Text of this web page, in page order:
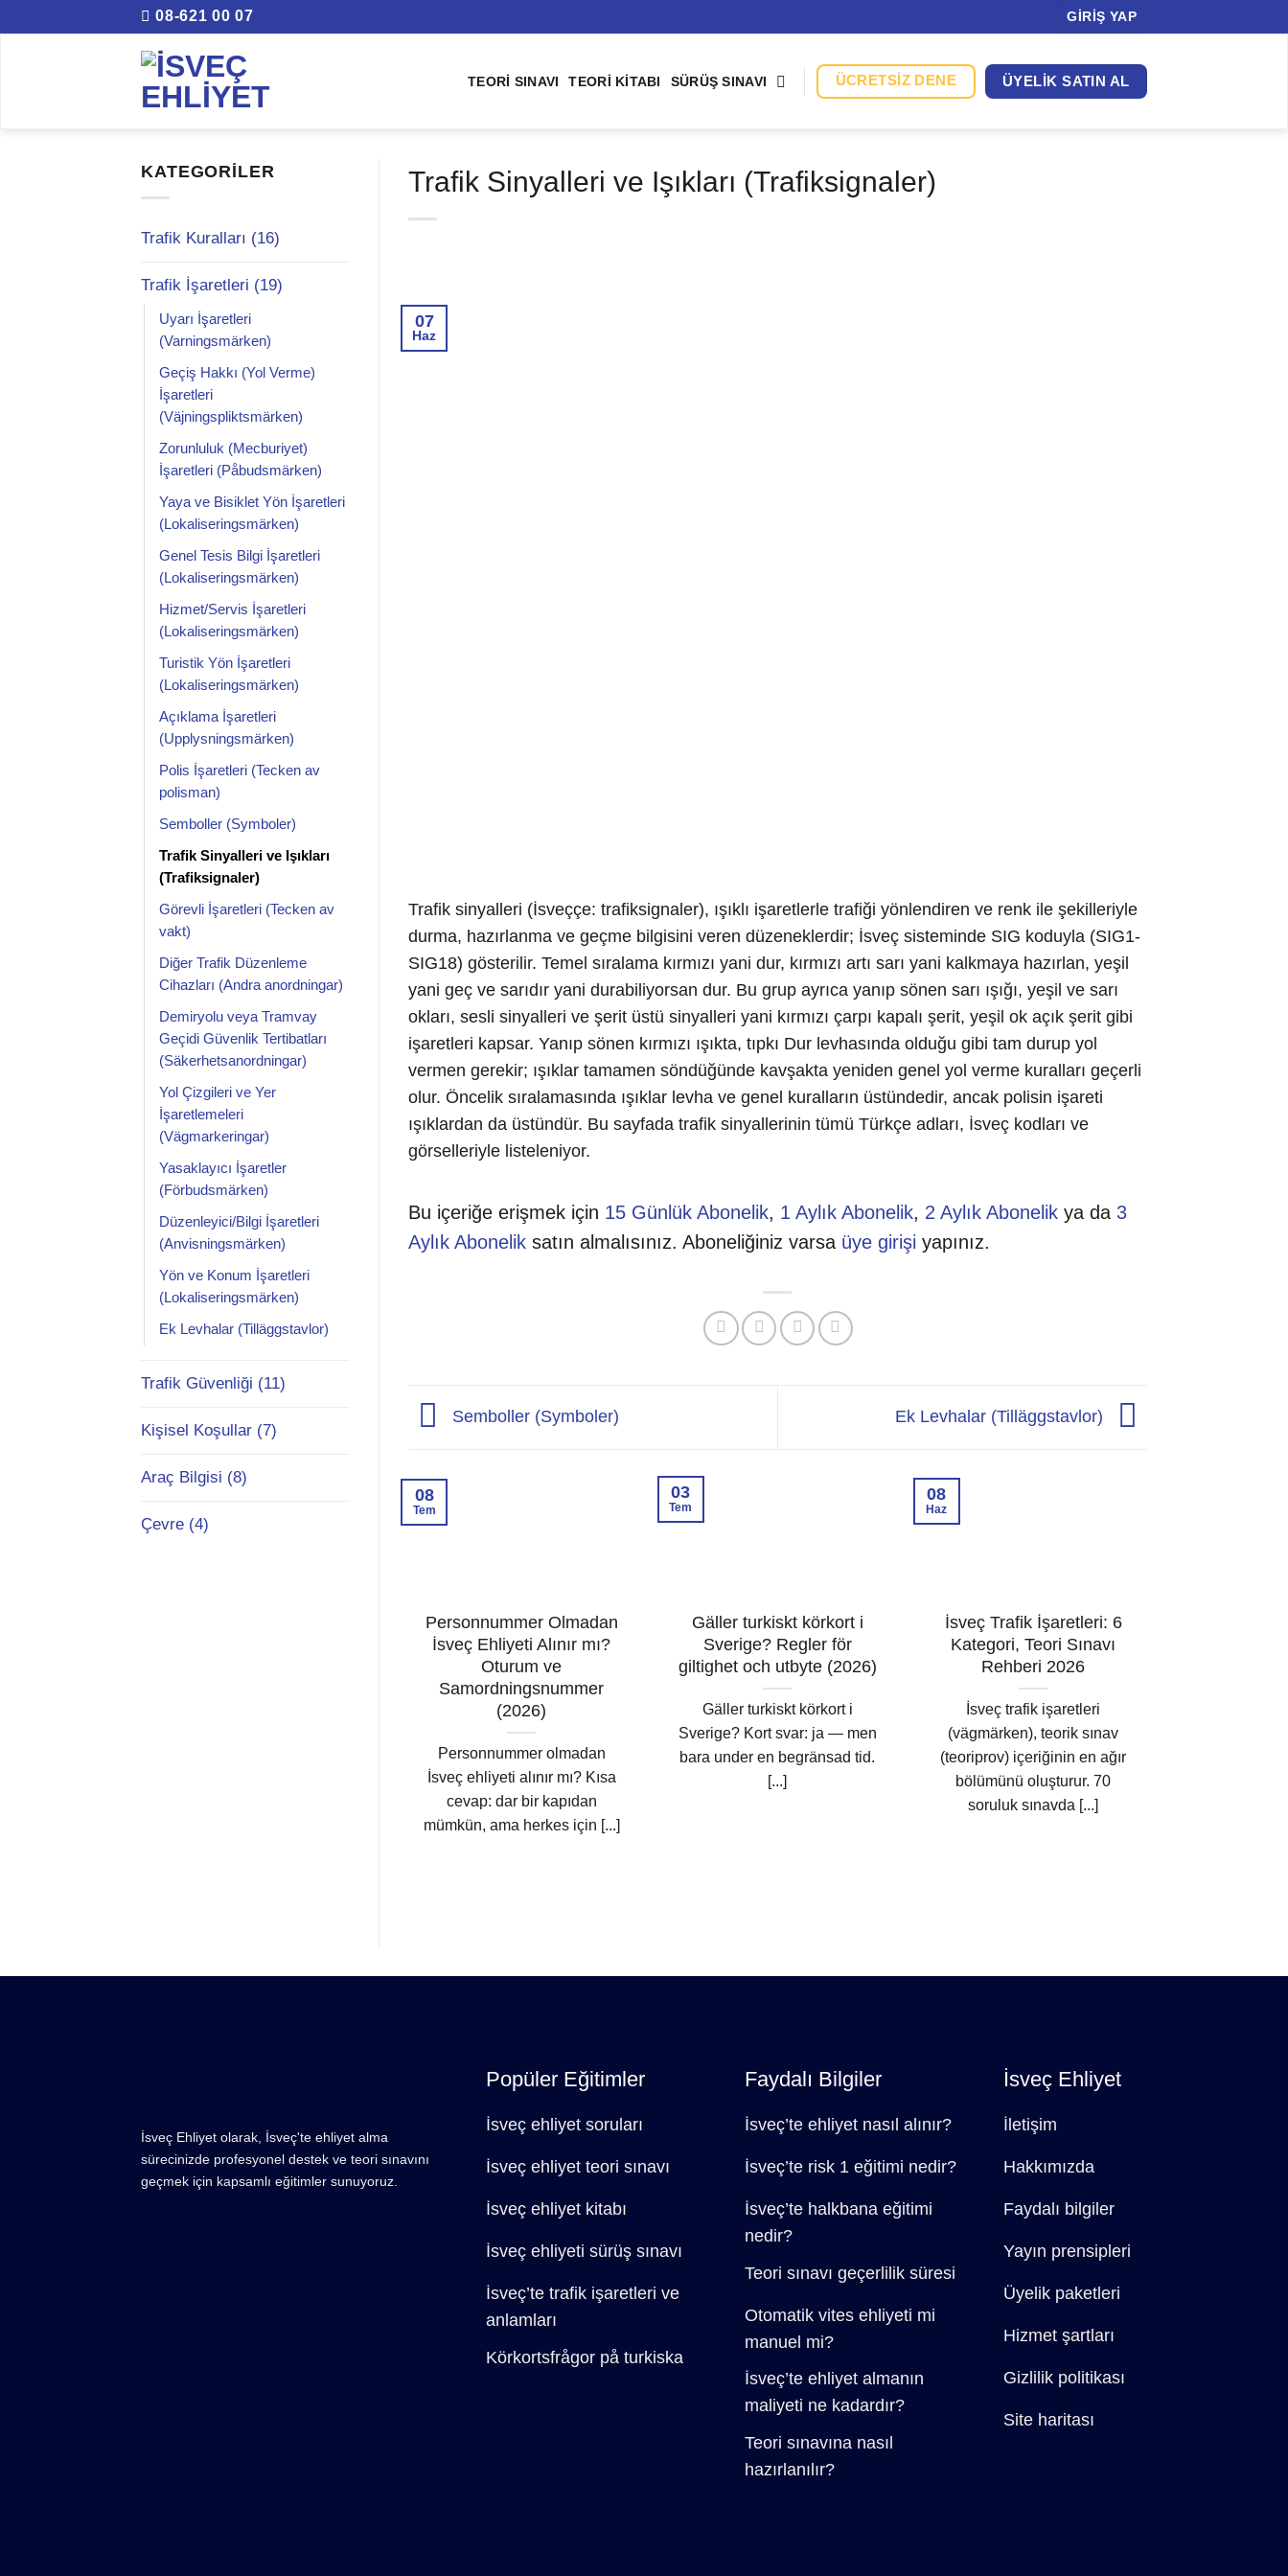
atla
08-621 00 07 GIRIŞ YAP
TEORI SINAVI TEORI KITABI SÜRÜŞ SINAVI ÜCRETSIZ DENE ÜYELIK SATIN AL
KATEGORILER
Trafik Kuralları (16)
Trafik İşaretleri (19)
Uyarı İşaretleri
(Varningsmärken)
Geçiş Hakkı (Yol Verme)
İşaretleri
(Väjningspliktsmärken)
Zorunluluk (Mecburiyet)
İşaretleri (Påbudsmärken)
Yaya ve Bisiklet Yön İşaretleri
(Lokaliseringsmärken)
Genel Tesis Bilgi İşaretleri
(Lokaliseringsmärken)
Hizmet/Servis İşaretleri
(Lokaliseringsmärken)
Turistik Yön İşaretleri
(Lokaliseringsmärken)
Açıklama İşaretleri
(Upplysningsmärken)
Polis İşaretleri (Tecken av
polisman)
Semboller (Symboler)
Trafik Sinyalleri ve Işıkları
(Trafiksignaler)
Görevli İşaretleri (Tecken av
vakt)
Diğer Trafik Düzenleme
Cihazları (Andra anordningar)
Demiryolu veya Tramvay
Geçidi Güvenlik Tertibatları
(Säkerhetsanordningar)
Yol Çizgileri ve Yer
İşaretlemeleri
(Vägmarkeringar)
Yasaklayıcı İşaretler
(Förbudsmärken)
Düzenleyici/Bilgi İşaretleri
(Anvisningsmärken)
Yön ve Konum İşaretleri
(Lokaliseringsmärken)
Ek Levhalar (Tilläggstavlor)
Trafik Güvenliği (11)
Kişisel Koşullar (7)
Araç Bilgisi (8)
Çevre (4)
Trafik Sinyalleri ve Işıkları (Trafiksignaler)
07
Haz
Trafik sinyalleri (İsveççe: trafiksignaler), ışıklı işaretlerle trafiği yönlendiren ve renk ile şekilleriyle
durma, hazırlanma ve geçme bilgisini veren düzeneklerdir; İsveç sisteminde SIG koduyla (SIG1-
SIG18) gösterilir. Temel sıralama kırmızı yani dur, kırmızı artı sarı yani kalkmaya hazırlan, yeşil
yani geç ve sarıdır yani durabiliyorsan dur. Bu grup ayrıca yanıp sönen sarı ışığı, yeşil ve sarı
okları, sesli sinyalleri ve şerit üstü sinyalleri yani kırmızı çarpı kapalı şerit, yeşil ok açık şerit gibi
işaretleri kapsar. Yanıp sönen kırmızı ışıkta, tıpkı Dur levhasında olduğu gibi tam durup yol
vermen gerekir; ışıklar tamamen söndüğünde kavşakta yeniden genel yol verme kuralları geçerli
olur. Öncelik sıralamasında ışıklar levha ve genel kuralların üstündedir, ancak polisin işareti
ışıklardan da üstündür. Bu sayfada trafik sinyallerinin tümü Türkçe adları, İsveç kodları ve
görselleriyle listeleniyor.
Bu içeriğe erişmek için 15 Günlük Abonelik, 1 Aylık Abonelik, 2 Aylık Abonelikya da 3
Aylık Aboneliksatın almalısınız. Aboneliğiniz varsa üye girişi yapınız.
Semboller (Symboler) Ek Levhalar (Tilläggstavlor)
Personnummer Olmadan
İsveç Ehliyeti Alınır mı?
Oturum ve
Samordningsnummer
(2026)
Personnummer olmadan
İsveç ehliyeti alınır mı? Kısa
cevap: dar bir kapıdan
mümkün, ama herkes için [...]
08
Tem
Gäller turkiskt körkort i
Sverige? Regler för
giltighet och utbyte (2026)
Gäller turkiskt körkort i
Sverige? Kort svar: ja — men
bara under en begränsad tid.
[...]
03
Tem
İsveç Trafik İşaretleri: 6
Kategori, Teori Sınavı
Rehberi 2026
İsveç trafik işaretleri
(vägmärken), teorik sınav
(teoriprov) içeriğinin en ağır
bölümünü oluşturur. 70
soruluk sınavda [...]
08
Haz
İsveç Ehliyet olarak, İsveç'te ehliyet alma
sürecinizde profesyonel destek ve teori sınavını
geçmek için kapsamlı eğitimler sunuyoruz.
Popüler Eğitimler
İsveç ehliyet soruları
İsveç ehliyet teori sınavı
İsveç ehliyet kitabı
İsveç ehliyeti sürüş sınavı
İsveç’te trafik işaretleri ve
anlamları
Körkortsfrågor på turkiska
Faydalı Bilgiler
İsveç’te ehliyet nasıl alınır?
İsveç’te risk 1 eğitimi nedir?
İsveç’te halkbana eğitimi
nedir?
Teori sınavı geçerlilik süresi
Otomatik vites ehliyeti mi
manuel mi?
İsveç’te ehliyet almanın
maliyeti ne kadardır?
Teori sınavına nasıl
hazırlanılır?
İsveç Ehliyet
İletişim
Hakkımızda
Faydalı bilgiler
Yayın prensipleri
Üyelik paketleri
Hizmet şartları
Gizlilik politikası
Site haritası